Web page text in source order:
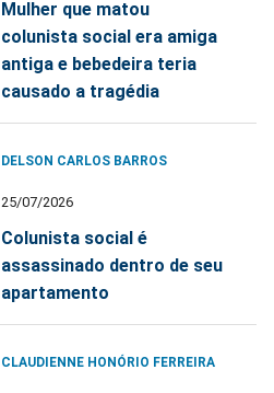
Mulher que matou
colunista social era amiga
antiga e bebedeira teria
causado a tragédia
DELSON CARLOS BARROS
25/07/2026
Colunista social é
assassinado dentro de seu
apartamento
CLAUDIENNE HONÓRIO FERREIRA